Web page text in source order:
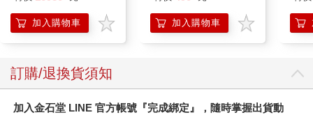
SIREN 黑色限定
加入購物車 加入購物車
訂購/退換貨須知
加入金石堂 LINE 官方帳號『完成綁定』，隨時掌握出貨動